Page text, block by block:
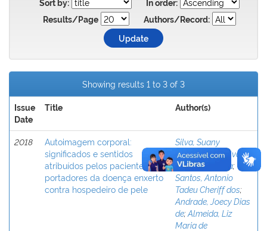
Sort by:
In order:
Results/Page
Authors/Record:
Showing results 1 to 3 of 3
Issue
Date
Title Author(s)
2018
Autoimagem corporal:
significados e sentidos
atribuídos pelos pacientes
portadores da doença enxerto
contra hospedeiro de pele
Silva, Suany
Marques da;Silva,
Rildo Pereira da;
Santos, Antonio
Tadeu Cheriff dos;
Andrade, Joecy Dias
de;Almeida, Liz
Maria de